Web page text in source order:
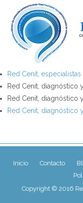
Red Cenit,
Red Cenit, diagnóstico
Red Cenit, diagnóstico
Red Cenit, diagnóstico
Inicio Contacto
Copyright © 2016